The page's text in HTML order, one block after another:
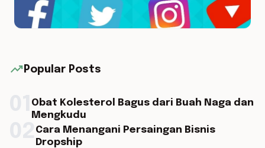
trending_up Popular Posts
Obat Kolesterol Bagus dari Buah Naga dan
Mengkudu
Cara Menangani Persaingan Bisnis
Dropship